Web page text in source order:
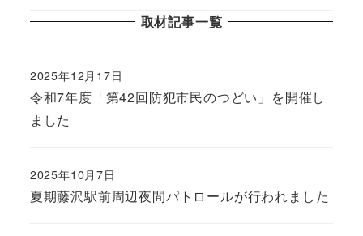
取材記事一覧
令和7年度「第42回防犯市民のつどい」を開催し
ました
2025年12月17日
夏期藤沢駅前周辺夜間パトロールが行われました
2025年10月7日